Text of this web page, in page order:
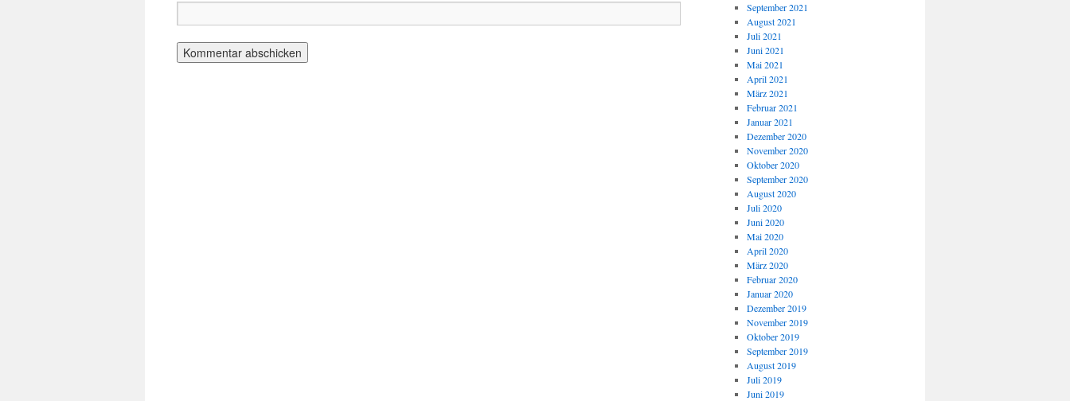
September 2021
August 2021
Juli 2021
Juni 2021
Mai 2021
April 2021
März 2021
Februar 2021
Januar 2021
Dezember 2020
November 2020
Oktober 2020
September 2020
August 2020
Juli 2020
Juni 2020
Mai 2020
April 2020
März 2020
Februar 2020
Januar 2020
Dezember 2019
November 2019
Oktober 2019
September 2019
August 2019
Juli 2019
Juni 2019